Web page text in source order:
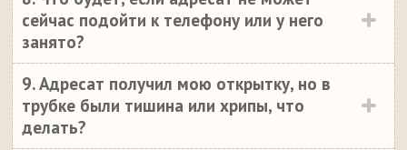
сейчас подойти к телефону или у него
занято?
9. Адресат получил мою открытку, но в
трубке были тишина или хрипы, что
делать?